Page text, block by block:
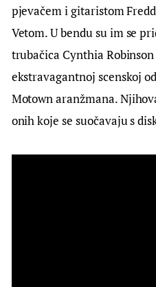
pjevačem i gitaristom
Vetom. U bendu su im se
trubačica Cynthia
ekstravagantnoj scenskoj
Motown aranžmana.
onih koje se suočavaju s